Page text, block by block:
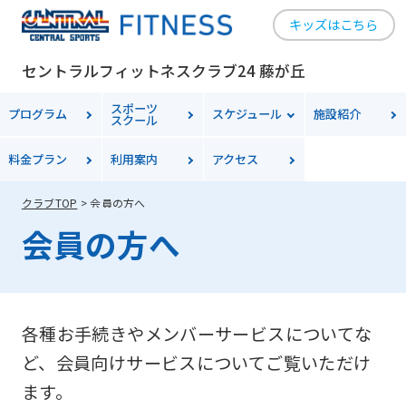
キッズはこちら
セントラルフィットネスクラブ24 藤が丘
プログラム スポーツ
スクール スケジュール 施設紹介
料金プラン 利用案内 アクセス
クラブTOP 会員の方へ
会員の方へ
各種お手続きやメンバーサービスについてな
ど、会員向けサービスについてご覧いただけ
ます。